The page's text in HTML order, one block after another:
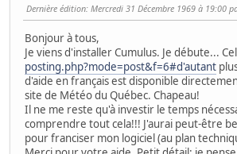
Dernière édition: Mercredi 31 Décembre 1969 à 19:00
Bonjour à tous,
Je viens d'installer Cumulus. Je débute...
posting.php?mode=post&f=6#d'autant
d'aide en français est disponible
site de Météo du Québec. Chapeau!
Il ne me reste qu'à investir le temps
comprendre tout cela!!! J'aurai peut-être
pour franciser mon logiciel (au plan